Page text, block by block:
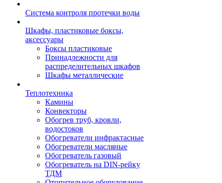
Система контроля протечки воды
Шкафы, пластиковые боксы,
аксессуары
Боксы пластиковые
Принадлежности для
распределительных шкафов
Шкафы металлические
Теплотехника
Камины
Конвекторы
Обогрев труб, кровли,
водостоков
Обогреватели инфрактасные
Обогреватели масляные
Обогреватель газовый
Обогреватель на DIN-рейку
ТДМ